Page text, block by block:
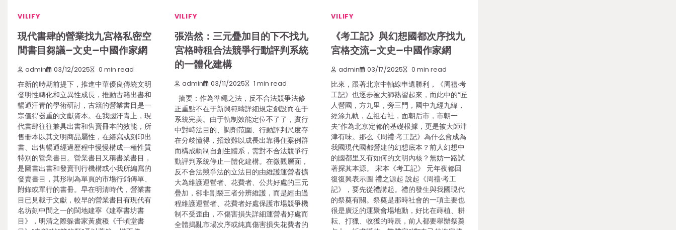
VILIFY
現代書肆的營業找九宮格私密空
間書目芻議–文史–中國作家網
admin 03/12/2025 0 min read
在新的時期前提下，推進中華優良傳統文明
發明性轉化和立異性成長，推動古籍出書和
暢通汗青的學術研討，古籍的營業書目是一
宗值得器重的文獻資本。在我國汗青上，現
代書肆往往兼具出書和售賣冊本的效能，所
售冊本以其文明商品屬性，在繕寫或刻印出
書、出售暢通經過歷程中慢慢構成一種性質
特別的營業書目。營業書目又稱書業書目，
是圖書出書和發賣刊行機構或小我所編寫的
發賣書目，其形制為單頁的市場行銷傳單、
附錄或單行的書冊。早在明清時代，營業書
目已見載于文獻，較早的營業書目有現代有
名坊刻中間之一的閩地建寧《建寧書坊書
目》，明清之際躲書家黃虞稷《千頃堂書
VILIFY
張浩然：三元疊加目的下不找九
宮格時租合法競爭行動評判系統
的一體化建構
admin 03/11/2025 1 min read
摘要：作為準繩之法，反不合法競爭法修
正重點不在于新興範疇詳細規定創設而在于
系統完美。由于軌制效能定位不了了，實行
中對峙法目的、調劑范圍、行動評判尺度存
在分歧懂得，招致難以成長出靠得住案例群
而構成軌制自創生體系，需對不合法競爭行
動評判系統停止一體化建構。在微觀層面，
反不合法競爭法的立法目的由維護運營者擴
大為維護運營者、花費者、公共好處的三元
疊加，卻非割裂三者分辨維護，而是經由過
程維護運營者、花費者好處保護市場競爭機
制不受歪曲，不傷害損失詳細運營者好處而
全體搗亂市場次序或純真傷害損失花費者的
VILIFY
《考工記》與幻想國都次序找九
宮格交流–文史–中國作家網
admin 03/17/2025 0 min read
比來，跟著北京中軸線申遺勝利，《周禮·考
工記》也逐步被大師熟習起來，而此中的“匠
人營國，方九里，旁三門，國中九經九緯，
經涂九軌，左祖右社，面朝后市，市朝一
夫”作為北京定都的基礎根據，更是被大師津
津有味。那么《周禮·考工記》為什么會成為
我國現代國都營建的幻想底本？前人幻想中
的國都里又有如何的文明內核？無妨一路試
著探其本源。 宋本《考工記》 元年夜都回
復復興表示圖 禮之源起 說起《周禮·考工
記》，要先從禮講起。禮的發生與我國現代
的祭奠有關。祭奠是那時社會的一項主要也
很是廣泛的運聚會場地動，好比在蒔植、耕
耘、打獵、收獲的時辰，前人都要舉辦祭奠